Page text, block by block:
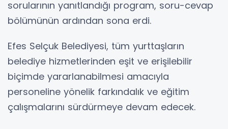
sorularının yanıtlandığı program, soru-cevap
bölümünün ardından sona erdi.
Efes Selçuk Belediyesi, tüm yurttaşların
belediye hizmetlerinden eşit ve erişilebilir
biçimde yararlanabilmesi amacıyla
personeline yönelik farkındalık ve eğitim
çalışmalarını sürdürmeye devam edecek.